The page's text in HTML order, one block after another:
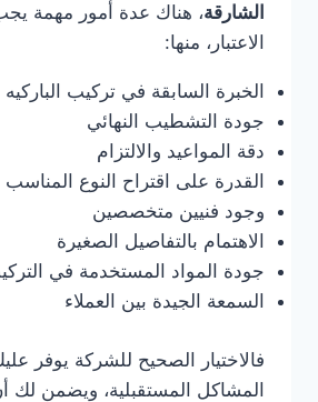
الشارقة، هناك عدة أمور مهمة
الاعتبار، منها:
الخبرة السابقة في تركيب الباركيه
جودة التشطيب النهائي
دقة المواعيد والالتزام
القدرة على اقتراح النوع المناسب
وجود فنيين متخصصين
الاهتمام بالتفاصيل الصغيرة
جودة المواد المستخدمة في
السمعة الجيدة بين العملاء
فالاختيار الصحيح للشركة يوفر
المشاكل المستقبلية، ويضمن لك